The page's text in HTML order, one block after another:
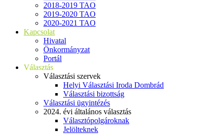
2018-2019 TAO
2019-2020 TAO
2020-2021 TAO
Kapcsolat
Hivatal
Önkormányzat
Portál
Választás
Választási szervek
Helyi Választási Iroda Dombrád
Választási bizottság
Választási ügyintézés
2024. évi általános választás
Választópolgároknak
Jelölteknek